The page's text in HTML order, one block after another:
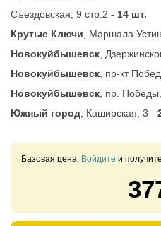
Съездовская, 9 стр.2 - 14 шт.
Крутые Ключи , Маршала
Новокуйбышевск ,
Новокуйбышевск , пр-кт
Новокуйбышевск , пр.
Южный город , Каширская, 3 -
Базовая цена. Войдите и